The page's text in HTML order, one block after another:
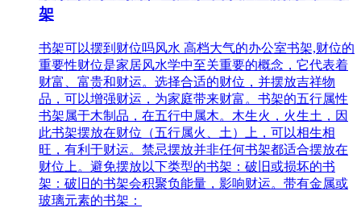
架
书架可以摆到财位吗风水 高档大气的办公室书架,财位的
重要性财位是家居风水学中至关重要的概念，它代表着
财富、富贵和财运。选择合适的财位，并摆放吉祥物
品，可以增强财运，为家庭带来财富。书架的五行属性
书架属于木制品，在五行中属木。木生火，火生土，因
此书架摆放在财位（五行属火、土）上，可以相生相
旺，有利于财运。禁忌摆放并非任何书架都适合摆放在
财位上。避免摆放以下类型的书架：破旧或损坏的书
架：破旧的书架会积聚负能量，影响财运。带有金属或
玻璃元素的书架：